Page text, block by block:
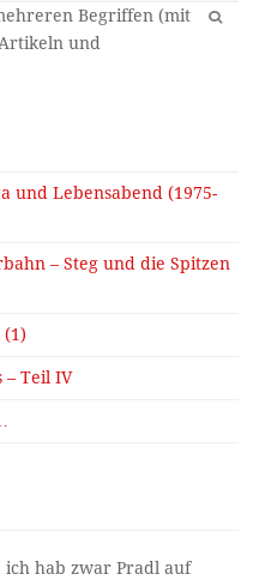
OK
und Lebensabend (1975-
– Steg und die Spitzen
– Teil IV
ich hab zwar Pradl auf